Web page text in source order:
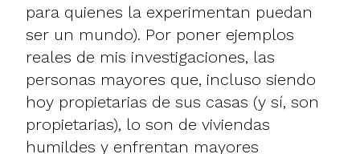
para quienes la experimentan puedan
ser un mundo). Por poner ejemplos
reales de mis investigaciones, las
personas mayores que, incluso siendo
hoy propietarias de sus casas (y sí, son
propietarias), lo son de viviendas
humildes y enfrentan mayores